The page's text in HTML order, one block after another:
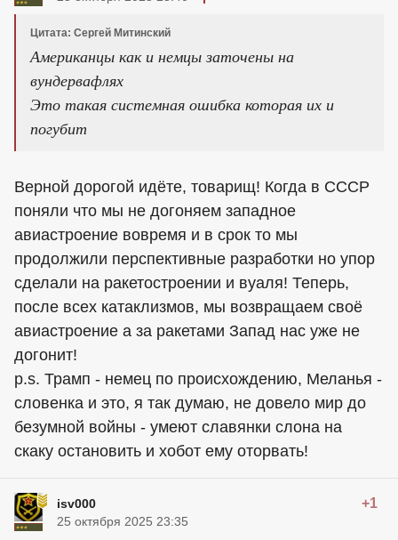
Цитата: Сергей Митинский
Американцы как и немцы заточены на
вундервафлях
Это такая системная ошибка которая их и
погубит
Верной дорогой идёте, товарищ! Когда в СССР
поняли что мы не догоняем западное
авиастроение вовремя и в срок то мы
продолжили перспективные разработки но упор
сделали на ракетостроении и вуаля! Теперь,
после всех катаклизмов, мы возвращаем своё
авиастроение а за ракетами Запад нас уже не
догонит!
p.s. Трамп - немец по происхождению, Меланья -
словенка и это, я так думаю, не довело мир до
безумной войны - умеют славянки слона на
скаку остановить и хобот ему оторвать!
isv000 +1
25 октября 2025 23:35